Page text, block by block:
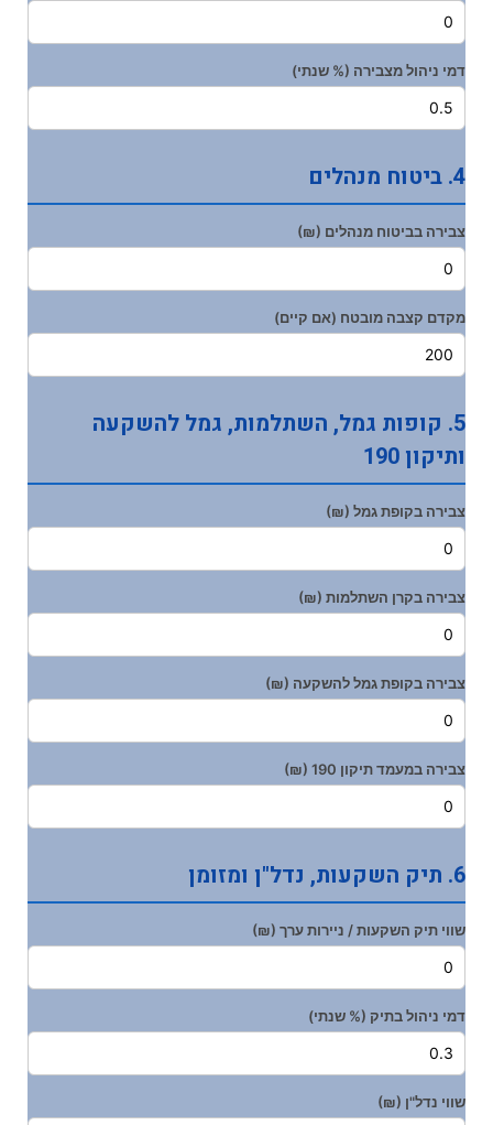
דמי ניהול מצבירה (% שנתי)
4. ביטוח מנהלים
צבירה בביטוח מנהלים (₪)
מקדם קצבה מובטח (אם קיים)
5. קופות גמל, השתלמות, גמל להשקעה
ותיקון 190
צבירה בקופת גמל (₪)
צבירה בקרן השתלמות (₪)
צבירה בקופת גמל להשקעה (₪)
צבירה במעמד תיקון 190 (₪)
6. תיק השקעות, נדל"ן ומזומן
שווי תיק השקעות / ניירות ערך (₪)
דמי ניהול בתיק (% שנתי)
שווי נדל"ן (₪)